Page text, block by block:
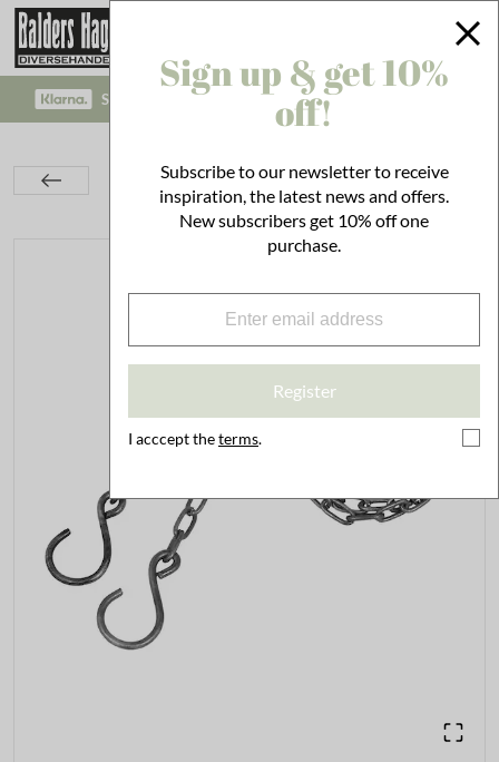
SAFE PAYMENT WITH KLARNA CHECKOUT!
Lightning Accessories
Chain 1m Thin Antique Zinc w. Hooks
Sign up & get 10%
off!
Subscribe to our newsletter to receive
inspiration, the latest news and offers.
New subscribers get 10% off one
purchase.
Register
I acccept theterms.